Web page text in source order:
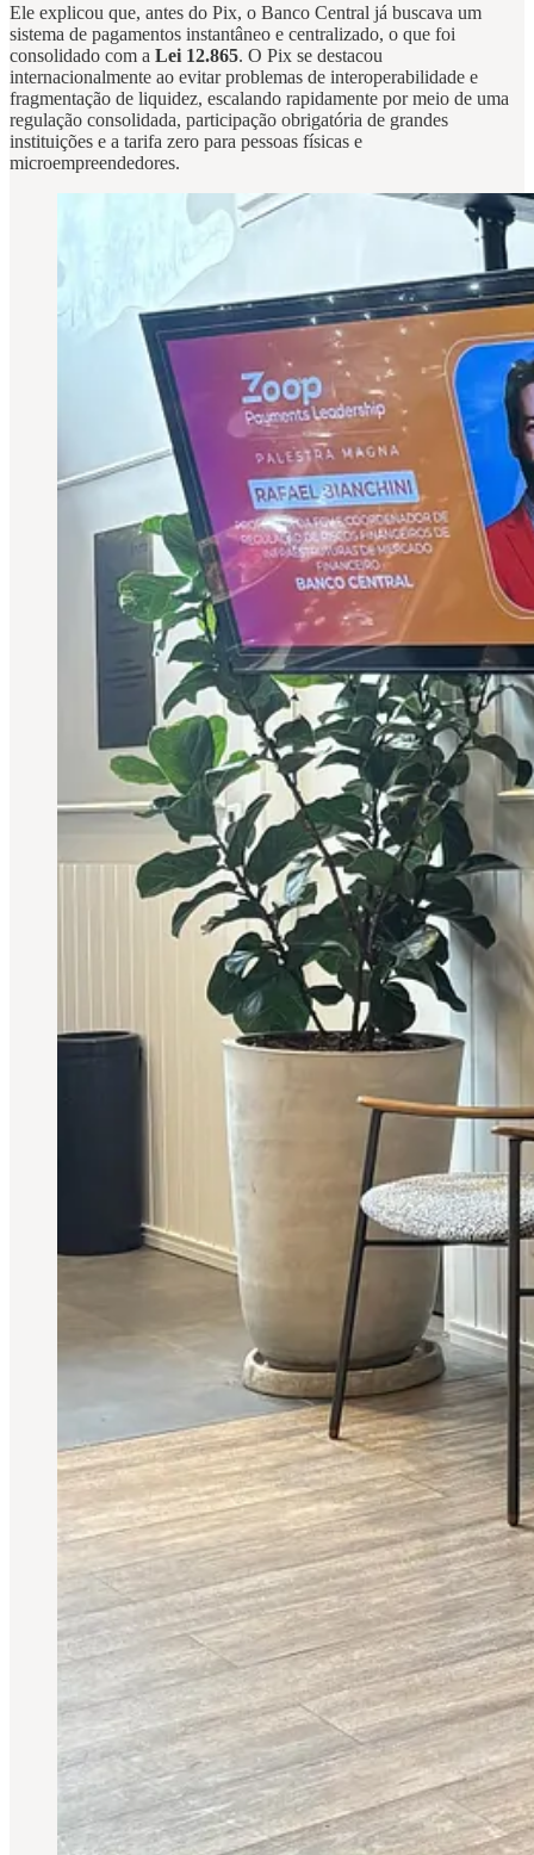
Ele explicou que, antes do Pix, o Banco Central já buscava um
sistema de pagamentos instantâneo e centralizado, o que foi
consolidado com a Lei 12.865. O Pix se destacou
internacionalmente ao evitar problemas de interoperabilidade e
fragmentação de liquidez, escalando rapidamente por meio de uma
regulação consolidada, participação obrigatória de grandes
instituições e a tarifa zero para pessoas físicas e
microempreendedores.